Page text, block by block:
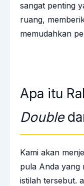
sangat penting
ruang,
memudahkan
Apa itu
Double
Kami akan
pula Anda yang
istilah tersebut.